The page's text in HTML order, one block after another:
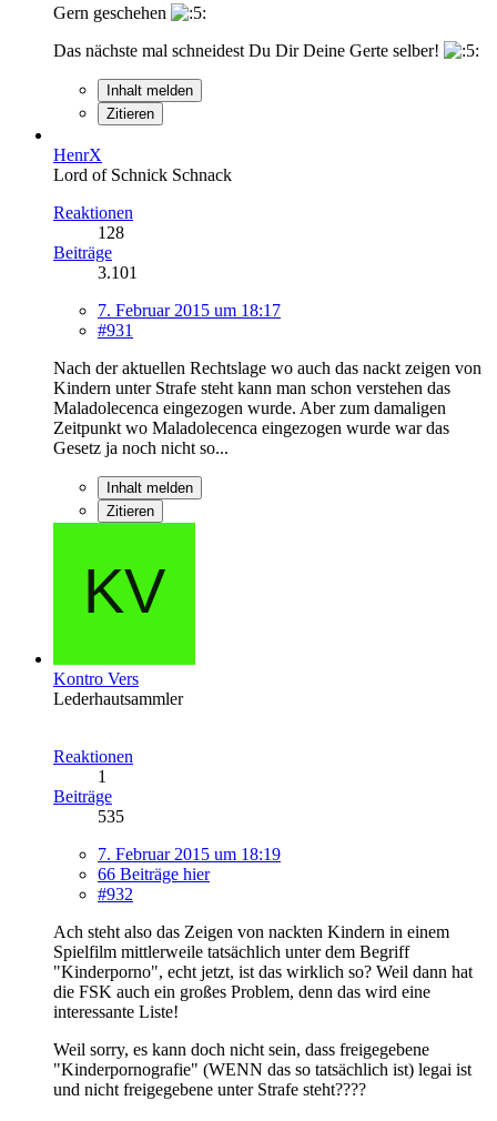
Gern geschehen
Das nächste mal schneidest Du Dir Deine Gerte selber!
Inhalt melden
Zitieren
HenrX
Lord of Schnick Schnack
Reaktionen
128
Beiträge
3.101
7. Februar 2015 um 18:17
#931
Nach der aktuellen Rechtslage wo auch das nackt zeigen von
Kindern unter Strafe steht kann man schon verstehen das
Maladolecenca eingezogen wurde. Aber zum damaligen
Zeitpunkt wo Maladolecenca eingezogen wurde war das
Gesetz ja noch nicht so...
Inhalt melden
Zitieren
Kontro Vers
Lederhautsammler
Reaktionen
1
Beiträge
535
7. Februar 2015 um 18:19
66 Beiträge hier
#932
Ach steht also das Zeigen von nackten Kindern in einem
Spielfilm mittlerweile tatsächlich unter dem Begriff
"Kinderporno", echt jetzt, ist das wirklich so? Weil dann hat
die FSK auch ein großes Problem, denn das wird eine
interessante Liste!
Weil sorry, es kann doch nicht sein, dass freigegebene
"Kinderpornografie" (WENN das so tatsächlich ist) legai ist
und nicht freigegebene unter Strafe steht????